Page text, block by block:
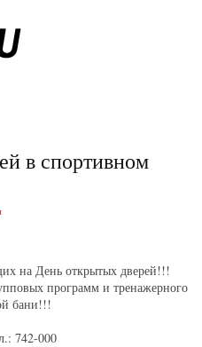
в спортивном
на День открытых дверей!!!
программ и тренажерного
бани!!!
742-000